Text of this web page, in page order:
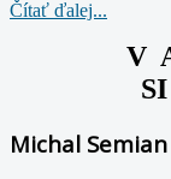
Čítať ďalej...
V
Michal